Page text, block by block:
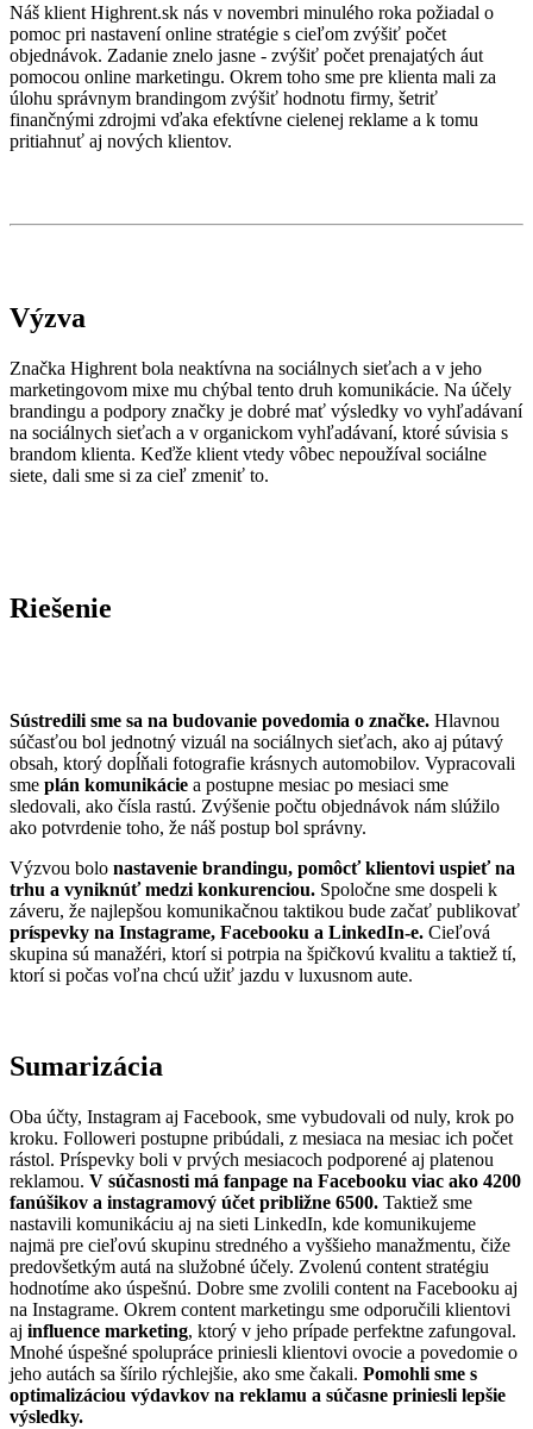
Náš klient Highrent.sk nás v novembri minulého roka požiadal o
pomoc pri nastavení online stratégie s cieľom zvýšiť počet
objednávok. Zadanie znelo jasne - zvýšiť počet prenajatých áut
pomocou online marketingu. Okrem toho sme pre klienta mali za
úlohu správnym brandingom zvýšiť hodnotu firmy, šetriť
finančnými zdrojmi vďaka efektívne cielenej reklame a k tomu
pritiahnuť aj nových klientov.
Výzva
Značka Highrent bola neaktívna na sociálnych sieťach a v jeho
marketingovom mixe mu chýbal tento druh komunikácie. Na účely
brandingu a podpory značky je dobré mať výsledky vo vyhľadávaní
na sociálnych sieťach a v organickom vyhľadávaní, ktoré súvisia s
brandom klienta. Keďže klient vtedy vôbec nepoužíval sociálne
siete, dali sme si za cieľ zmeniť to.
Riešenie
Sústredili sme sa na budovanie povedomia o značke. Hlavnou
súčasťou bol jednotný vizuál na sociálnych sieťach, ako aj pútavý
obsah, ktorý dopĺňali fotografie krásnych automobilov. Vypracovali
sme plán komunikácie a postupne mesiac po mesiaci sme
sledovali, ako čísla rastú. Zvýšenie počtu objednávok nám slúžilo
ako potvrdenie toho, že náš postup bol správny.
Výzvou bolo nastavenie brandingu, pomôcť klientovi uspieť na
trhu a vyniknúť medzi konkurenciou. Spoločne sme dospeli k
záveru, že najlepšou komunikačnou taktikou bude začať publikovať
príspevky na Instagrame, Facebooku a LinkedIn-e. Cieľová
skupina sú manažéri, ktorí si potrpia na špičkovú kvalitu a taktiež tí,
ktorí si počas voľna chcú užiť jazdu v luxusnom aute.
Sumarizácia
Oba účty, Instagram aj Facebook, sme vybudovali od nuly, krok po
kroku. Followeri postupne pribúdali, z mesiaca na mesiac ich počet
rástol. Príspevky boli v prvých mesiacoch podporené aj platenou
reklamou. V súčasnosti má fanpage na Facebooku viac ako 4200
fanúšikov a instagramový účet približne 6500. Taktiež sme
nastavili komunikáciu aj na sieti LinkedIn, kde komunikujeme
najmä pre cieľovú skupinu stredného a vyššieho manažmentu, čiže
predovšetkým autá na služobné účely. Zvolenú content stratégiu
hodnotíme ako úspešnú. Dobre sme zvolili content na Facebooku aj
na Instagrame. Okrem content marketingu sme odporučili klientovi
aj influence marketing, ktorý v jeho prípade perfektne zafungoval.
Mnohé úspešné spolupráce priniesli klientovi ovocie a povedomie o
jeho autách sa šírilo rýchlejšie, ako sme čakali. Pomohli sme s
optimalizáciou výdavkov na reklamu a súčasne priniesli lepšie
výsledky.